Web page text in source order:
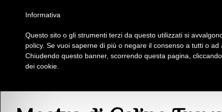
Insieme Per La Cultura
Informativa
Questo sito o gli strumenti terzi da questo utilizzati si
policy. Se vuoi saperne di più o negare il consenso a tutti o
Chiudendo questo banner, scorrendo questa pagina,
dei cookie.